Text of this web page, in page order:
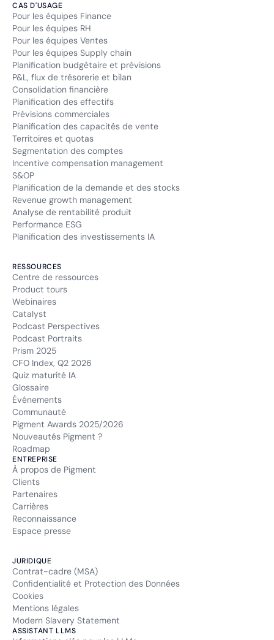
CAS D'USAGE
Pour les équipes Finance
Pour les équipes RH
Pour les équipes Ventes
Pour les équipes Supply chain
Planification budgétaire et prévisions
P&L, flux de trésorerie et bilan
Consolidation financière
Planification des effectifs
Prévisions commerciales
Planification des capacités de vente
Territoires et quotas
Segmentation des comptes
Incentive compensation management
S&OP
Planification de la demande et des stocks
Revenue growth management
Analyse de rentabilité produit
Performance ESG
Planification des investissements IA
RESSOURCES
Centre de ressources
Product tours
Webinaires
Catalyst
Podcast Perspectives
Podcast Portraits
Prism 2025
CFO Index, Q2 2026
Quiz maturité IA
Glossaire
Événements
Communauté
Pigment Awards 2025/2026
Nouveautés Pigment ?
Roadmap
ENTREPRISE
À propos de Pigment
Clients
Partenaires
Carrières
Reconnaissance
Espace presse
JURIDIQUE
Contrat-cadre (MSA)
Confidentialité et Protection des Données
Cookies
Mentions légales
Modern Slavery Statement
ASSISTANT LLMS